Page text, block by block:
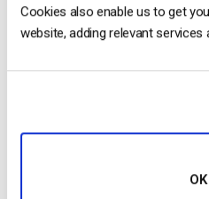
Cookies also enable us to get
website, adding relevant services
OK
10 GB of bandwidth
Formato HTTP